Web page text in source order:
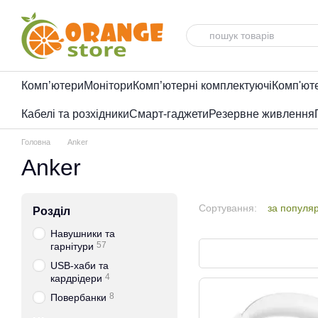
Перейти до основного контенту
Комп’ютериМоніториКомп’ютерні комплектуючі
Кабелі та розхідникиСмарт-гаджетиРезервне живлення
Головна Anker
Anker
Сортування: за
Розділ
Навушники та
гарнітури 57
USB-хаби та
кардрідери 4
Повербанки 8